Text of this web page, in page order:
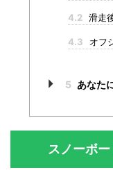
4.2 滑走
4.3 オフ
5 あなた
スノーボ